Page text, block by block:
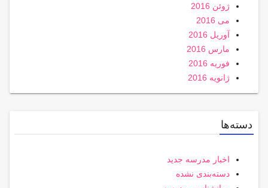
ژوئن 2016
می 2016
آوریل 2016
مارس 2016
فوریه 2016
ژانویه 2016
دسته‌ها
اخبار مدرسه جدید
دسته‌بندی نشده